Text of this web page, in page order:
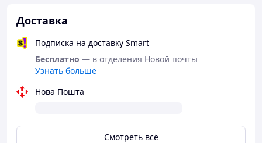
доволі не
Доставка
Подписка на доставку Smart
Бесплатно — в отделения Новой почты
Узнать больше
Нова Пошта
Смотреть всё